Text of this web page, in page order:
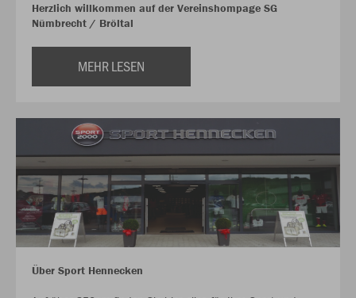
Herzlich willkommen auf der Vereinshompage SG
Nümbrecht / Bröltal
MEHR LESEN
Über Sport Hennecken